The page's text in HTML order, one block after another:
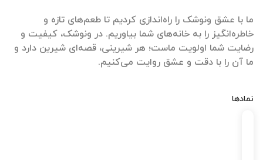
ما با عشق ونوشک را راه‌اندازی کردیم تا طعم‌های تازه و
خاطره‌انگیز را به خانه‌های شما بیاوریم. در ونوشک، کیفیت و
رضایت شما اولویت ماست؛ هر شیرینی، قصه‌ای شیرین دارد و
ما آن را با دقت و عشق روایت می‌کنیم.
نمادها